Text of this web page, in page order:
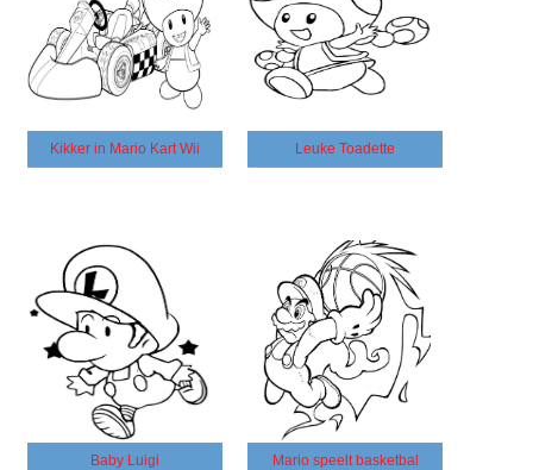
Kikker in Mario Kart Wii Leuke Toadette
Baby Luigi Mario speelt basketbal